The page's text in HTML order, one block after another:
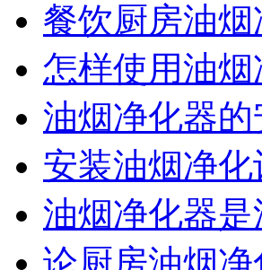
餐饮厨房油
怎样使用油
油烟净化器
安装油烟净
油烟净化器